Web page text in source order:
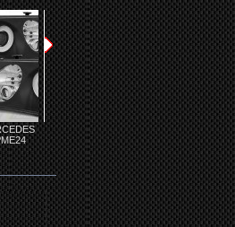
Фары MERCEDES
W124 LPME23
Фары MERCEDES
W124 LPME03